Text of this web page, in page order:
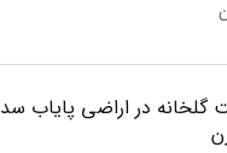
گلخانه در اراضی پایاب سد